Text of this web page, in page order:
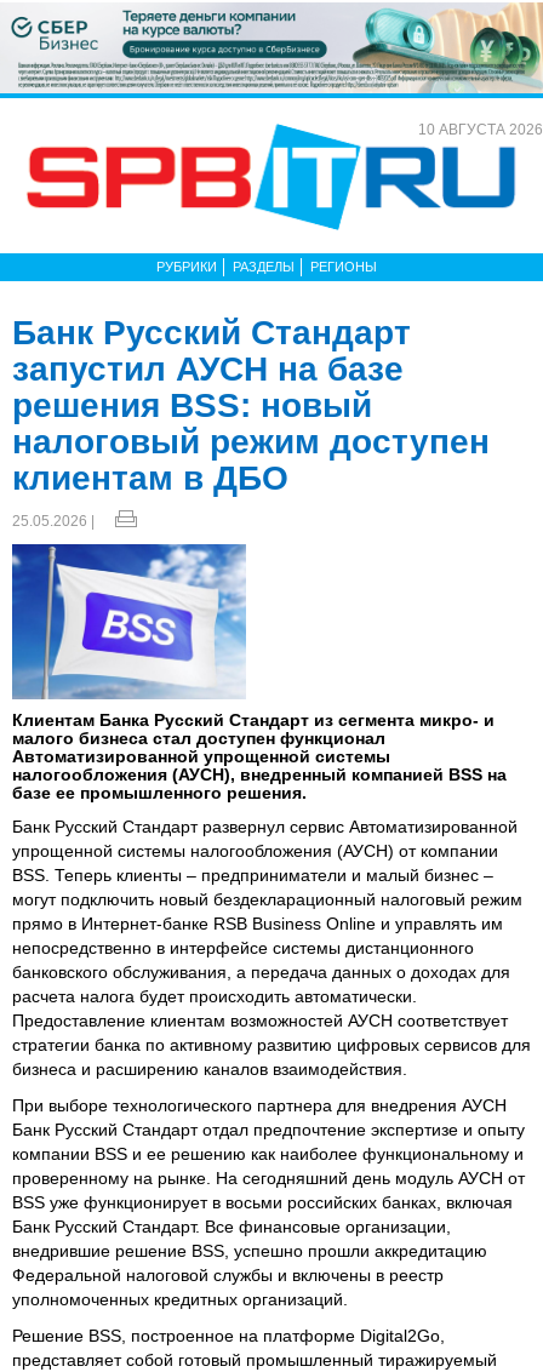
10 АВГУСТА 2026
РУБРИКИ РАЗДЕЛЫ РЕГИОНЫ
Банк Русский Стандарт
запустил АУСН на базе
решения BSS: новый
налоговый режим доступен
клиентам в ДБО
25.05.2026 |
Клиентам Банка Русский Стандарт из сегмента микро- и
малого бизнеса стал доступен функционал
Автоматизированной упрощенной системы
налогообложения (АУСН), внедренный компанией BSS на
базе ее промышленного решения.
Банк Русский Стандарт развернул сервис Автоматизированной
упрощенной системы налогообложения (АУСН) от компании
BSS. Теперь клиенты – предприниматели и малый бизнес –
могут подключить новый бездекларационный налоговый режим
прямо в Интернет-банке RSB Business Online и управлять им
непосредственно в интерфейсе системы дистанционного
банковского обслуживания, а передача данных о доходах для
расчета налога будет происходить автоматически.
Предоставление клиентам возможностей АУСН соответствует
стратегии банка по активному развитию цифровых сервисов для
бизнеса и расширению каналов взаимодействия.
При выборе технологического партнера для внедрения АУСН
Банк Русский Стандарт отдал предпочтение экспертизе и опыту
компании BSS и ее решению как наиболее функциональному и
проверенному на рынке. На сегодняшний день модуль АУСН от
BSS уже функционирует в восьми российских банках, включая
Банк Русский Стандарт. Все финансовые организации,
внедрившие решение BSS, успешно прошли аккредитацию
Федеральной налоговой службы и включены в реестр
уполномоченных кредитных организаций.
Решение BSS, построенное на платформе Digital2Go,
представляет собой готовый промышленный тиражируемый